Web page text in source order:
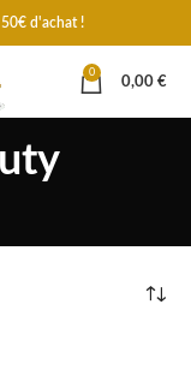
d'achat !
0
0,00 €